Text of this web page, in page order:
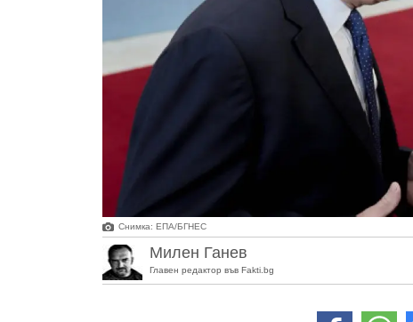
Снимка: ЕПА/БГНЕС
Милен Ганев
Главен редактор във Fakti.bg